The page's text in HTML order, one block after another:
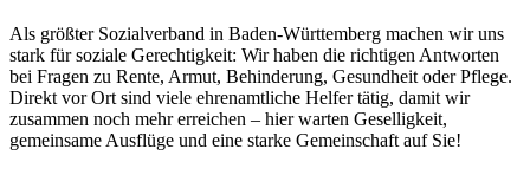
Als größter Sozialverband in Baden-Württemberg machen wir uns
stark für soziale Gerechtigkeit: Wir haben die richtigen Antworten
bei Fragen zu Rente, Armut, Behinderung, Gesundheit oder Pflege.
Direkt vor Ort sind viele ehrenamtliche Helfer tätig, damit wir
zusammen noch mehr erreichen – hier warten Geselligkeit,
gemeinsame Ausflüge und eine starke Gemeinschaft auf Sie!